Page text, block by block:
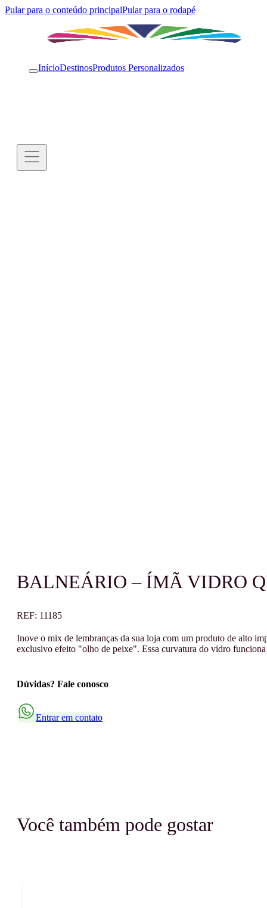
Pular para o conteúdo principalPular para o rodapé
InícioDestinosProdutos Personalizados
BALNEÁRIO – ÍMÃ VIDRO
REF: 11185
Inove o mix de lembranças da sua loja com um produto de alto
exclusivo efeito "olho de peixe". Essa curvatura do vidro
Dúvidas? Fale conosco
Entrar em contato
Você também pode gostar